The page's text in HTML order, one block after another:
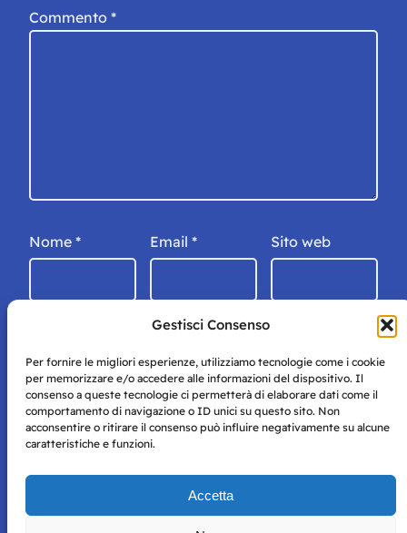
Gestisci Consenso
Per fornire le migliori esperienze, utilizziamo tecnologie come i cookie
per memorizzare e/o accedere alle informazioni del dispositivo. Il
consenso a queste tecnologie ci permetterà di elaborare dati come il
comportamento di navigazione o ID unici su questo sito. Non
acconsentire o ritirare il consenso può influire negativamente su alcune
caratteristiche e funzioni.
Accetta
Commento *
Nome * Email * Sito web
Storie di Napoli è una testata registrata presso il tribunale di